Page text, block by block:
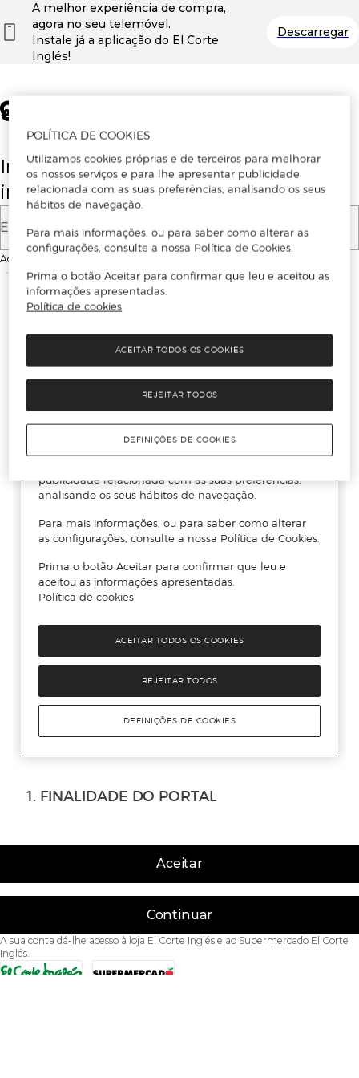
Insira o seu email para se registar ou
iniciar sessão.
E-mail
Ao continuar, aceitas as
Aceitar
Continuar
A sua conta dá-lhe acesso à loja El Corte Inglés e ao Supermercado El Corte
Inglés.
A melhor experiência de compra,
agora no seu telemóvel.
Instale já a aplicação do El Corte
Inglés!
Descarregar
POLÍTICA DE COOKIES
Utilizamos cookies próprias e de terceiros para melhorar
os nossos serviços e para lhe apresentar publicidade
relacionada com as suas preferências, analisando os seus
hábitos de navegação.
Para mais informações, ou para saber como alterar as
configurações, consulte a nossa Política de Cookies.
Prima o botão Aceitar para confirmar que leu e aceitou as
informações apresentadas.
Política de cookies
REJEITAR TODOS
ACEITAR TODOS OS COOKIES
DEFINIÇÕES DE COOKIES